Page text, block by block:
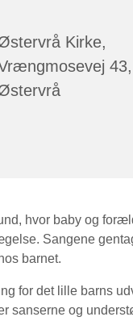
Kirke,
hvor baby og
Sangene
barnet.
for det lille barns
sanserne og